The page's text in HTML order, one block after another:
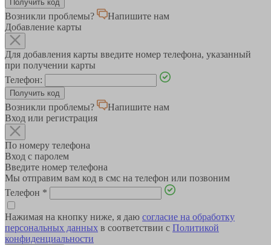
Возникли проблемы?
Напишите нам
Добавление карты
Для добавления карты введите номер телефона, указанный
при получении карты
Телефон:
Возникли проблемы?
Напишите нам
Вход или регистрация
По номеру телефона
Вход с паролем
Введите номер телефона
Мы отправим вам код в смс на телефон или позвоним
Телефон *
Нажимая на кнопку ниже, я даю согласие на обработку
персональных данных в соответствии с Политикой
конфиденциальности